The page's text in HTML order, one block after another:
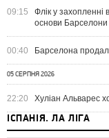
09:15
Флік у
основи Барселони
00:40 Барселона
05 СЕРПНЯ 2026
22:20 Хуліан Альварес
ІСПАНІЯ. ЛА ЛІГА